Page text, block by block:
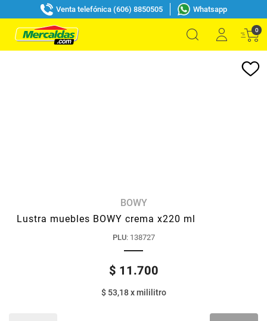
Venta telefónica (606) 8850505 Whatsapp
0
BOWY
Lustra muebles BOWY crema x220 ml
PLU: 138727
$ 11.700
$ 53,18xmililitro